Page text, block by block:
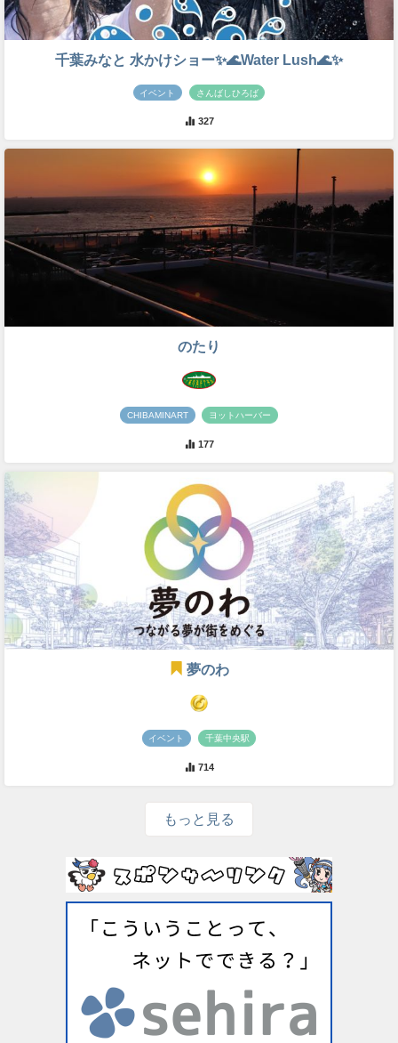
千葉みなと 水かけショー✨🌊Water Lush🌊✨
イベント さんばしひろば
327
のたり
CHIBAMINART ヨットハーバー
177
夢のわ
イベント 千葉中央駅
714
もっと見る